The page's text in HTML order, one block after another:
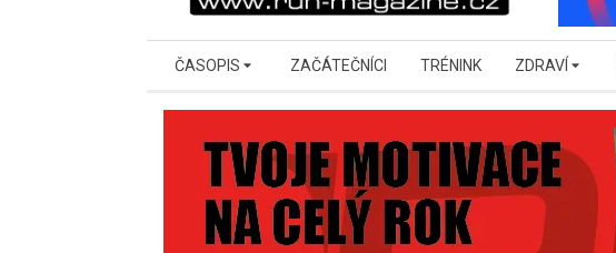
Secondary
Menu
ČASOPIS ZAČÁTEČNÍCI TRÉNINK ZDRAVÍ